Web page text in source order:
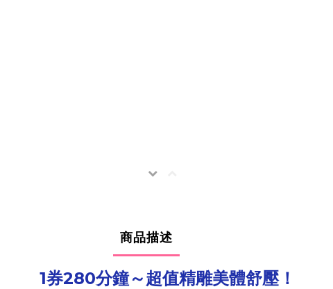
商品描述
1券280分鐘～超值精雕美體舒壓！